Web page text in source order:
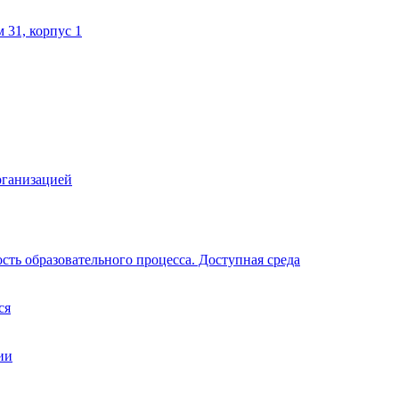
корпус 1
образовательного процесса. Доступная среда